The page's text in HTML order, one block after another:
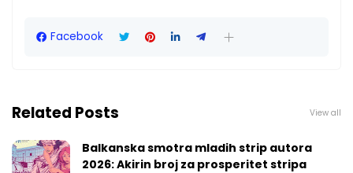
Facebook
Related Posts View all
Balkanska smotra mladih strip autora
2026: Akirin broj za prosperitet stripa